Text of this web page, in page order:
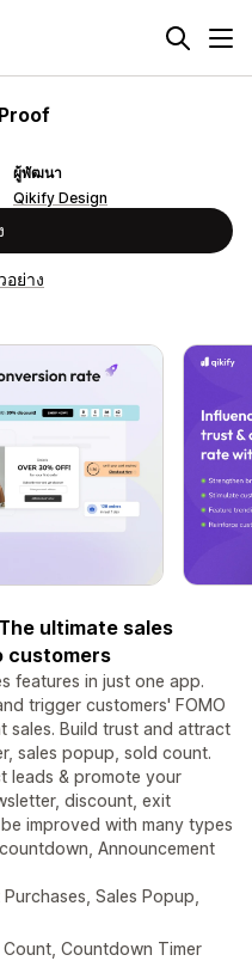
ผู้พัฒนา
Qikify Design
อย่าง
ultimate sales
customers
features in just one app.
trigger customers' FOMO
sales. Build trust and attract
sales popup, sold count.
leads & promote your
discount, exit
improved with many types
Announcement
Purchases, Sales Popup,
Count, Countdown Timer